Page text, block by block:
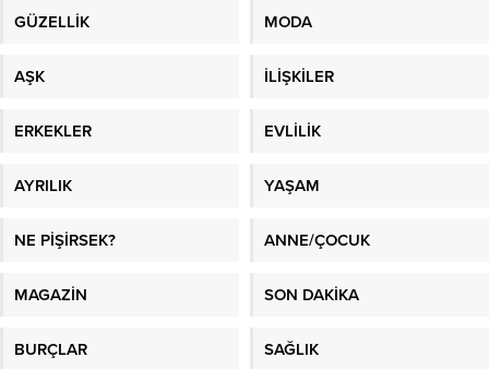
GÜZELLİK MODA
AŞK İLİŞKİLER
ERKEKLER EVLİLİK
AYRILIK YAŞAM
NE PİŞİRSEK? ANNE/ÇOCUK
MAGAZİN SON DAKİKA
BURÇLAR SAĞLIK